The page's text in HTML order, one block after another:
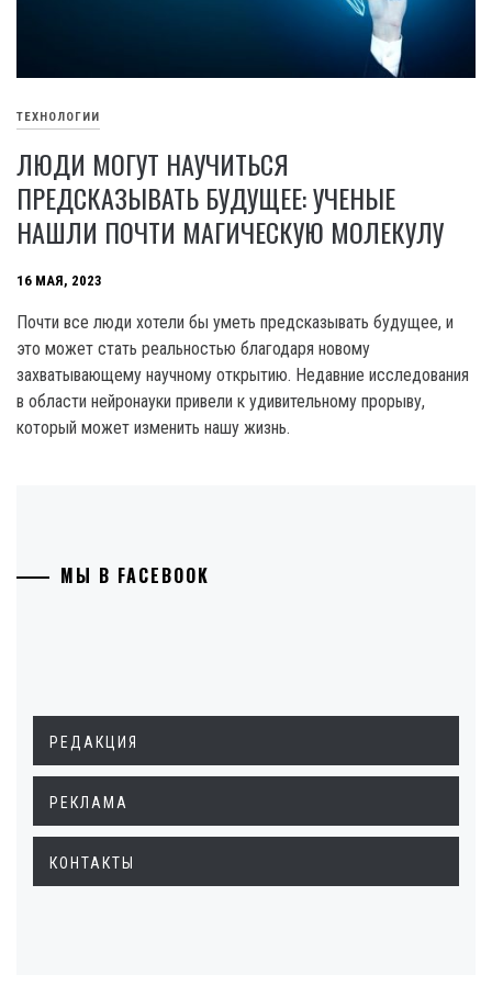
ТЕХНОЛОГИИ
ЛЮДИ МОГУТ НАУЧИТЬСЯ
ПРЕДСКАЗЫВАТЬ БУДУЩЕЕ: УЧЕНЫЕ
НАШЛИ ПОЧТИ МАГИЧЕСКУЮ МОЛЕКУЛУ
16 МАЯ, 2023
Почти все люди хотели бы уметь предсказывать будущее, и
это может стать реальностью благодаря новому
захватывающему научному открытию. Недавние исследования
в области нейронауки привели к удивительному прорыву,
который может изменить нашу жизнь.
МЫ В FACEBOOK
РЕДАКЦИЯ
РЕКЛАМА
КОНТАКТЫ